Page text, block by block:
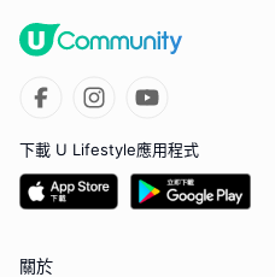
下載 U Lifestyle應用程式
關於